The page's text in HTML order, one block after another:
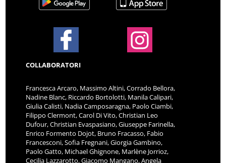
COLLABORATORI
Francesca Arcaro, Massimo Altini, Corrado Bellora,
Nadine Blanc, Riccardo Bortolotti, Manila Calipari,
Giulia Calisti, Nadia Camposaragna, Paolo Ciambi,
Filippo Clermont, Carol Di Vito, Christian Leo
Dufour, Christian Evaspasiano, Giuseppe Farinella,
Enrico Formento Dojot, Bruno Fracasso, Fabio
Francesconi, Sofia Fregnani, Giorgia Gambino,
Paolo Gatto, Michael Ghignone, Marlène Jorrioz,
Cecilia Lazzarotto, Giacomo Mangano, Angela